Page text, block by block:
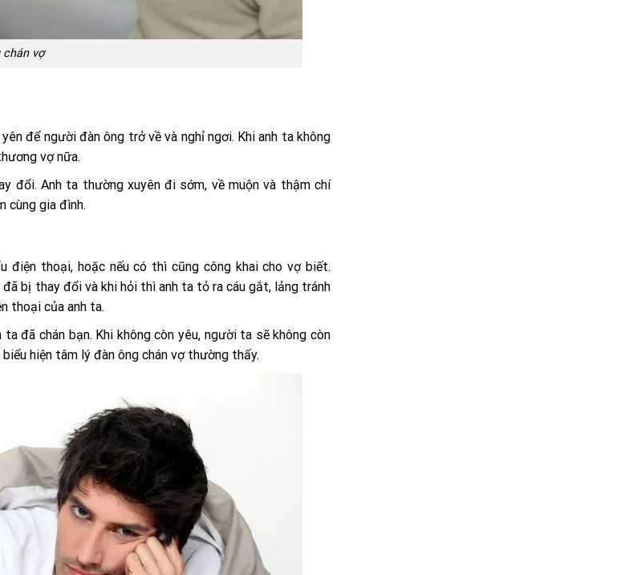
chán vợ
để người đàn ông trở về và nghỉ ngơi. Khi anh ta không
vợ nữa.
đổi. Anh ta thường xuyên đi sớm, về muộn và thậm chí
cùng gia đình.
điện thoại, hoặc nếu có thì cũng công khai cho vợ biết.
bị thay đổi và khi hỏi thì anh ta tỏ ra cáu gắt, lảng tránh
thoại của anh ta.
đã chán bạn. Khi không còn yêu, người ta sẽ không còn
hiện tâm lý đàn ông chán vợ thường thấy.